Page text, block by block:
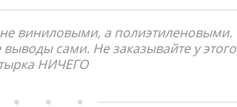
не виниловыми, а полиэтиленовыми.
сами. Не заказывайте у этого
НИЧЕГО